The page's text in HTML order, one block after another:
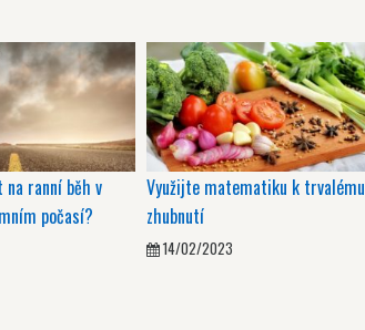
na ranní běh v
počasí?
Využijte matematiku k trvalému
zhubnutí
14/02/2023